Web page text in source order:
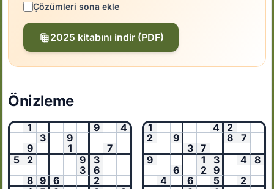
Çözümleri sona ekle
2025 kitabını indir (PDF)
Önizleme
1 9
4
3
9
9
1
7
5
2 9
3
3
6
8 9 6
2
1 4
2
2
9 8
7
3
7
9
1 3 4
8
6
2 9
4
6 5
2